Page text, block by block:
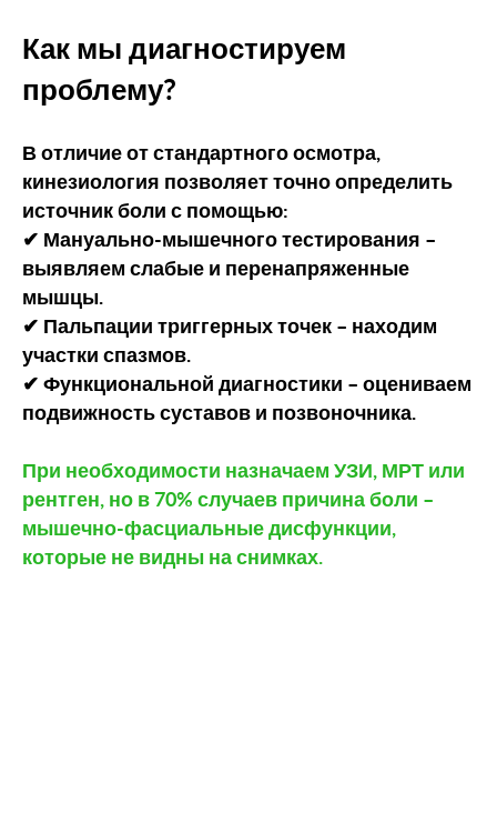
Как мы диагностируем
проблему?
В отличие от стандартного осмотра,
кинезиология позволяет точно определить
источник боли с помощью:
✔ Мануально-мышечного тестирования –
выявляем слабые и перенапряженные
мышцы.
✔ Пальпации триггерных точек – находим
участки спазмов.
✔ Функциональной диагностики – оцениваем
подвижность суставов и позвоночника.
При необходимости назначаем УЗИ, МРТ или
рентген, но в 70% случаев причина боли –
мышечно-фасциальные дисфункции,
которые не видны на снимках.